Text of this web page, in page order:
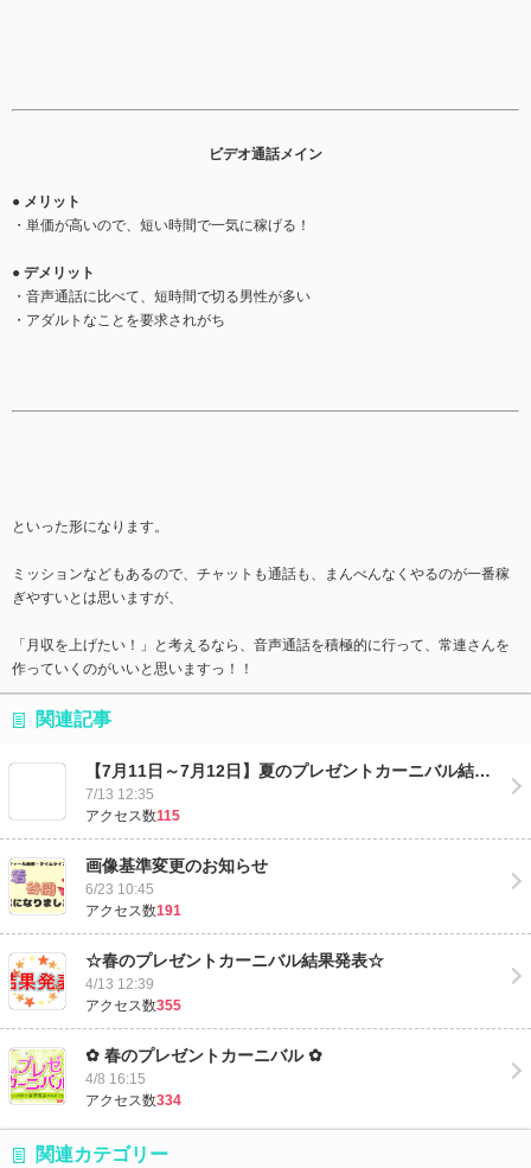
ビデオ通話メイン
● メリット
・単価が高いので、短い時間で一気に稼げる！
● デメリット
・音声通話に比べて、短時間で切る男性が多い
・アダルトなことを要求されがち
といった形になります。
ミッションなどもあるので、チャットも通話も、まんべんなくやるのが一番稼
ぎやすいとは思いますが、
「月収を上げたい！」と考えるなら、音声通話を積極的に行って、常連さんを
作っていくのがいいと思いますっ！！
関連記事
【7月11日～7月12日】夏のプレゼントカーニバル結果発表
7/13 12:35
アクセス数115
画像基準変更のお知らせ
6/23 10:45
アクセス数191
☆春のプレゼントカーニバル結果発表☆
4/13 12:39
アクセス数355
✿ 春のプレゼントカーニバル ✿
4/8 16:15
アクセス数334
関連カテゴリー